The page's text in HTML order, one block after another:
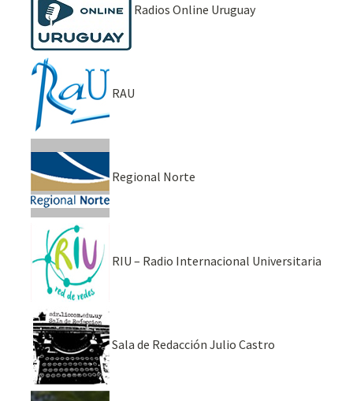
Radios Online Uruguay
RAU
Regional Norte
RIU – Radio Internacional Universitaria
Sala de Redacción Julio Castro